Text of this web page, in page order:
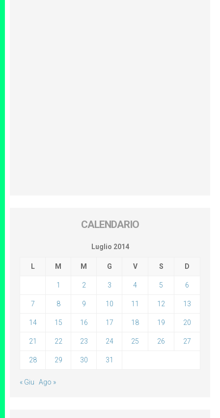
CALENDARIO
Luglio 2014
L M M G V S D
1 2 3 4 5 6
7 8 9 10 11 12 13
14 15 16 17 18 19 20
21 22 23 24 25 26 27
28 29 30 31
« Giu Ago »